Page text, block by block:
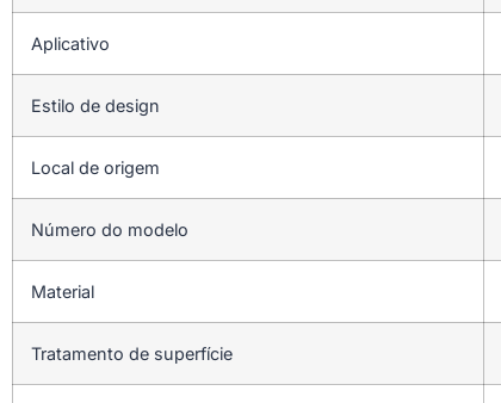
Aplicativo
Estilo de design
Local de origem
Número do modelo
Material
Tratamento de superfície